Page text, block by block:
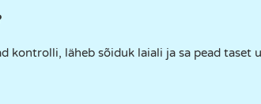
kontrolli, läheb sõiduk laiali ja sa pead taset